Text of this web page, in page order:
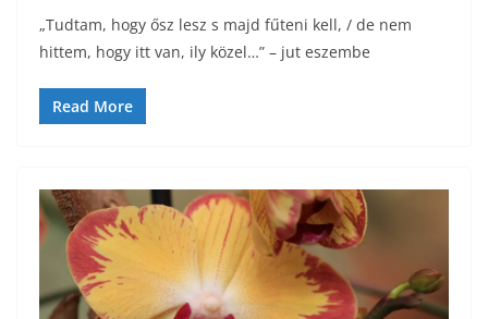
„Tudtam, hogy ősz lesz s majd fűteni kell, / de nem
hittem, hogy itt van, ily közel…” – jut eszembe
Read More